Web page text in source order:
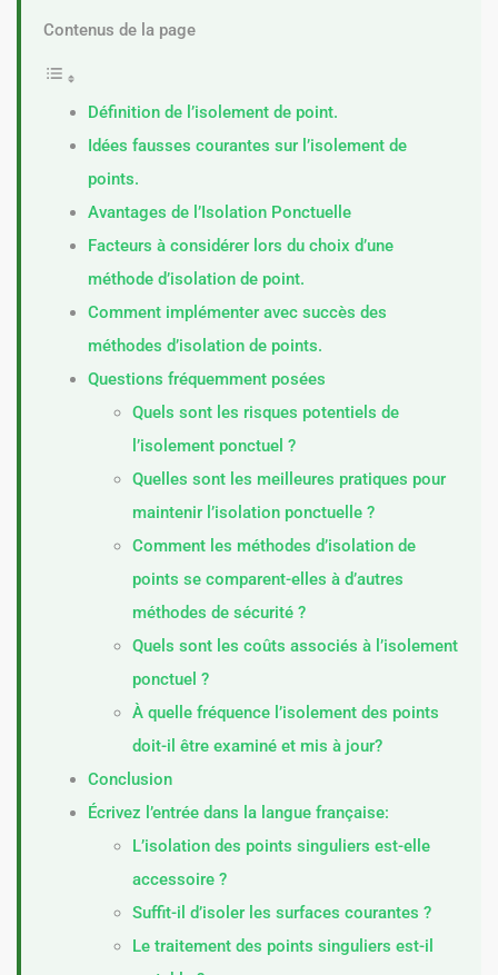
Contenus de la page
Définition de l’isolement de point.
Idées fausses courantes sur l’isolement de
points.
Avantages de l’Isolation Ponctuelle
Facteurs à considérer lors du choix d’une
méthode d’isolation de point.
Comment implémenter avec succès des
méthodes d’isolation de points.
Questions fréquemment posées
Quels sont les risques potentiels de
l’isolement ponctuel ?
Quelles sont les meilleures pratiques pour
maintenir l’isolation ponctuelle ?
Comment les méthodes d’isolation de
points se comparent-elles à d’autres
méthodes de sécurité ?
Quels sont les coûts associés à l’isolement
ponctuel ?
À quelle fréquence l’isolement des points
doit-il être examiné et mis à jour?
Conclusion
Écrivez l’entrée dans la langue française:
L’isolation des points singuliers est-elle
accessoire ?
Suffit-il d’isoler les surfaces courantes ?
Le traitement des points singuliers est-il